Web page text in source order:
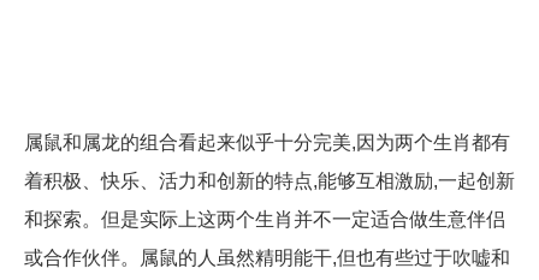
属鼠和属龙的组合看起来似乎十分完美,因为两个生肖都有
着积极、快乐、活力和创新的特点,能够互相激励,一起创新
和探索。但是实际上这两个生肖并不一定适合做生意伴侣
或合作伙伴。属鼠的人虽然精明能干,但也有些过于吹嘘和